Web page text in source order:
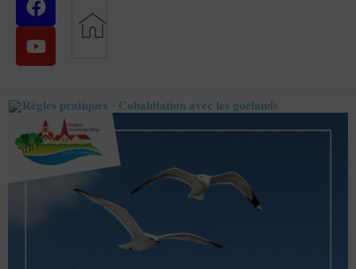
𝐑𝐞̀𝐠𝐥𝐞𝐬 𝐩𝐫𝐚𝐭𝐢𝐪𝐮𝐞𝐬 - 𝐂𝐨𝐡𝐚𝐛𝐢𝐭𝐚𝐭𝐢𝐨𝐧 𝐚𝐯𝐞𝐜 𝐥𝐞𝐬 𝐠𝐨𝐞́𝐥𝐚𝐧𝐝𝐬